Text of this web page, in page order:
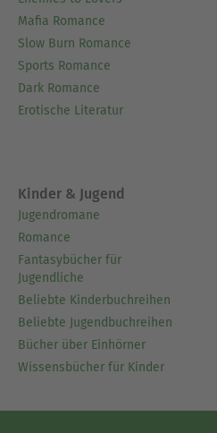
Mafia Romance
Slow Burn Romance
Sports Romance
Dark Romance
Erotische Literatur
Kinder & Jugend
Jugendromane
Romance
Fantasybücher für
Jugendliche
Beliebte Kinderbuchreihen
Beliebte Jugendbuchreihen
Bücher über Einhörner
Wissensbücher für Kinder